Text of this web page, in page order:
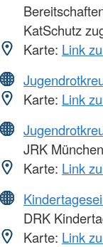
KatSchutz
Karte: Link
Karte: Link
JRK
Karte: Link
DRK
Karte: Link